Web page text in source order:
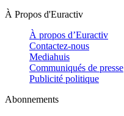
À Propos d'Euractiv
À propos d’Euractiv
Contactez-nous
Mediahuis
Communiqués de presse
Publicité politique
Abonnements